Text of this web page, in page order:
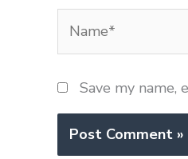
Save my